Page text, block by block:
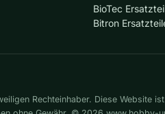
BioTec
Bitron
Rechteinhaber. Diese